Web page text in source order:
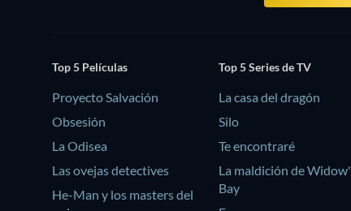
Top 5 Películas
Proyecto Salvación
Obsesión
La Odisea
Las ovejas detectives
He-Man y los masters del
Top 5 Series de TV
La casa del dragón
Silo
Te encontraré
La maldición de
Bay